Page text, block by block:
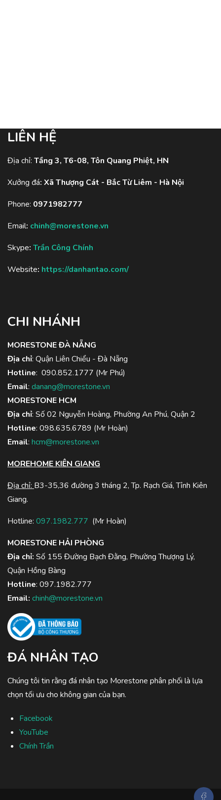
LIÊN HỆ
Địa chỉ: Tầng 3, T6-08, Tôn Quang Phiệt, HN
Xưởng đá: Xã Thượng Cát - Bắc Từ Liêm - Hà Nội
Phone: 0971982777
Email: chinh@morestone.vn
Skype: Trần Công Chính
Website: https://danhantao.com/
CHI NHÁNH
MORESTONE ĐÀ NẴNG
Địa chỉ: Quận Liên Chiểu - Đà Nẵng
Hotline: 090.852.1777 (Mr Phú)
Email: danang@morestone.vn
MORESTONE HCM
Địa chỉ: Số 02 Nguyễn Hoàng, Phường An Phú, Quận 2
Hotline: 098.635.6789 (Mr Hoàn)
Email: hcm@morestone.vn
MOREHOME KIÊN GIANG
Địa chỉ: B3-35,36 đường 3 tháng 2, Tp. Rạch Giá, Tỉnh Kiên
Giang.
Hotline: 097.1982.777 (Mr Hoàn)
MORESTONE HẢI PHÒNG
Địa chỉ: Số 155 Đường Bạch Đằng, Phường Thượng Lý,
Quận Hồng Bàng
Hotline: 097.1982.777
Email: chinh@morestone.vn
ĐÁ NHÂN TẠO
Chúng tôi tin rằng đá nhân tạo Morestone phân phối là lựa
chọn tối ưu cho không gian của bạn.
Facebook
YouTube
Chính Trần